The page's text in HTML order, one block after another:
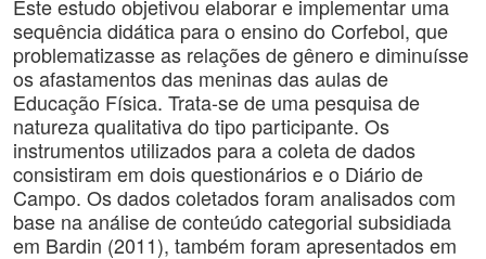
Este estudo objetivou elaborar e implementar uma
sequência didática para o ensino do Corfebol, que
problematizasse as relações de gênero e diminuísse
os afastamentos das meninas das aulas de
Educação Física. Trata-se de uma pesquisa de
natureza qualitativa do tipo participante. Os
instrumentos utilizados para a coleta de dados
consistiram em dois questionários e o Diário de
Campo. Os dados coletados foram analisados com
base na análise de conteúdo categorial subsidiada
em Bardin (2011), também foram apresentados em